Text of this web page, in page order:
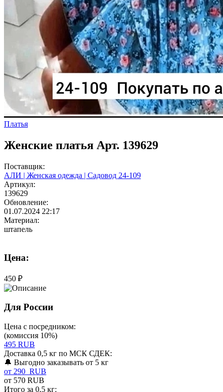
Платья
Женские платья Арт. 139629
Поставщик:
АЛИ | Женская одежда | Садовод 24-109
Артикул:
139629
Обновление:
01.07.2024 22:17
Материал:
штапель
Цена:
450 ₽
Для России
Цена с посредником:
(комиссия 10%)
495 RUB
Доставка 0,5 кг по МСК СДЕК:
🔔 Выгодно заказывать от 5 кг
от 290 RUB
от 570 RUB
Итого за 0,5 кг: